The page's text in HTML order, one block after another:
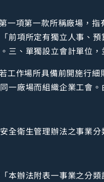
一項第一款所稱廠場，
前項所定有獨立人事、
三、單獨設立會計單位
工作場所具備前開施行
一廠場而組織企業工會
全衛生管理辦法之事業分
「本辦法附表一事業之分